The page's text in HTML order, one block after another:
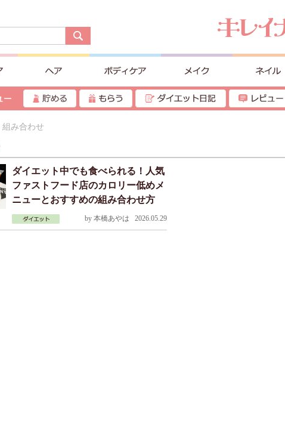
み合わせ
ダイエット中でも食べられる！人気
ファストフード店のカロリー低めメ
ニューとおすすめの組み合わせ方
by 本橋あやは 2026.05.29